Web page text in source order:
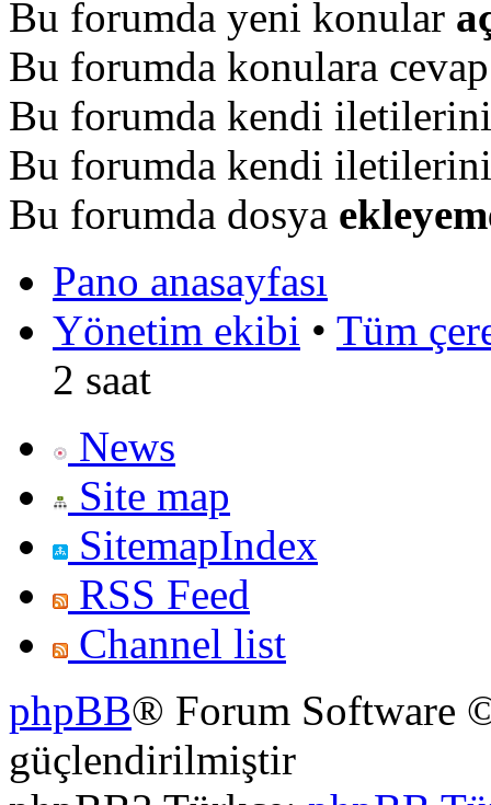
Bu forumda yeni konular
Bu forumda konulara
Bu forumda kendi
Bu forumda kendi
Bu forumda dosya
Pano anasayfası
Yönetim ekibi • Tüm
2 saat
News
Site map
SitemapIndex
RSS Feed
Channel list
phpBB® Forum Software
güçlendirilmiştir